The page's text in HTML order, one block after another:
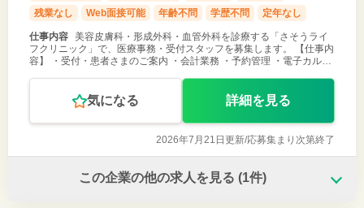
残業なし
Web面接可能 年齢不問 学歴不問 定年なし
仕事内容 美容皮膚科・形成外科・血管外科を診療する「さそうライ
フクリニック」で、医療事務・受付スタッフを募集します。 【仕事内
容】 ・受付・患者さまのご案内 ・会計業務 ・予約管理 ・電子カルテ
気になる 詳細を見る
2026年7月21日更新/応募集まり次第終了
この企業の他の求人を見る (1件)